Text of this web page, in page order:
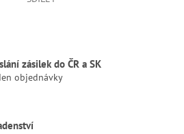
zásilek do ČR a SK
objednávky